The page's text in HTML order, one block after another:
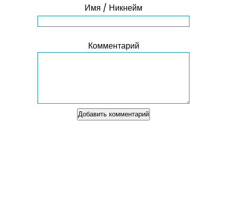
Имя / Никнейм
Комментарий